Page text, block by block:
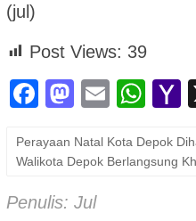
(jul)
Post Views: 39
Facebook
Email
Perayaan Natal Kota Depok
Walikota Depok Berlangsung
Penulis: Jul